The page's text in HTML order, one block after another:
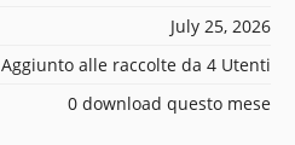
July 25, 2026
Aggiunto alle raccolte da 4 Utenti
0 download questo mese